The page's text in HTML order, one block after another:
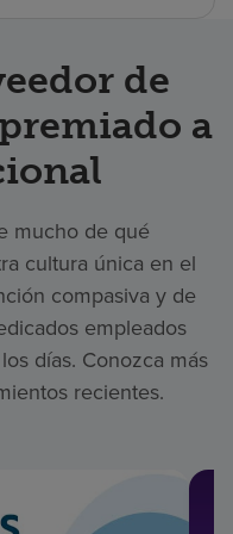
de
a
mucho de qué
cultura única en el
compasiva y de
empleados
días. Conozca más
recientes.